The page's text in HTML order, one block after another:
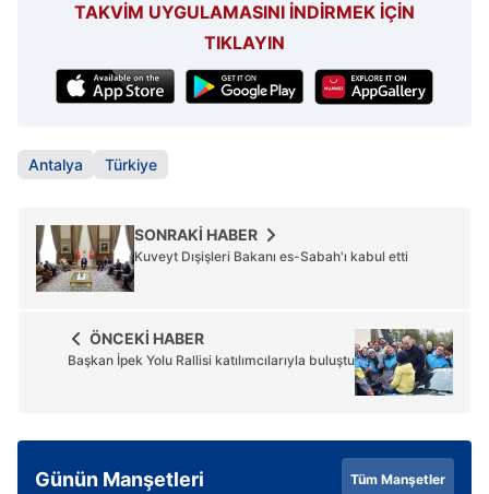
ilgili mevzuata uygun olarak kullanılan çerezlerle ilgili bilgi
tıklayınız.
TAKVİM UYGULAMASINI İNDİRMEK İÇİN
TIKLAYIN
Antalya Türkiye
SONRAKİ HABER
Kuveyt Dışişleri Bakanı es-Sabah'ı kabul etti
ÖNCEKİ HABER
Başkan İpek Yolu Rallisi katılımcılarıyla buluştu
Günün Manşetleri Tüm Manşetler